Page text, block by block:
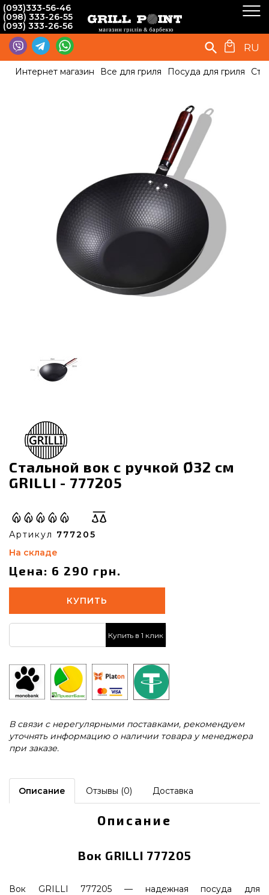
(093)333-56-46
(098) 333-26-55
(093) 333-26-56
RU
Интернет магазин Все для гриля Посуда для гриля
Стальной вок с ручкой Ø32 см
GRILLI - 777205
Артикул 777205
На складе
Цена: 6 290 грн.
КУПИТЬ
Купить в 1 клик
В связи с нерегулярными поставками, рекомендуем
уточнять информацию о наличии товара у менеджера
при заказе.
Описание Отзывы (0) Доставка
Описание
Вок GRILLI 777205
Вок GRILLI 777205 — надежная посуда для